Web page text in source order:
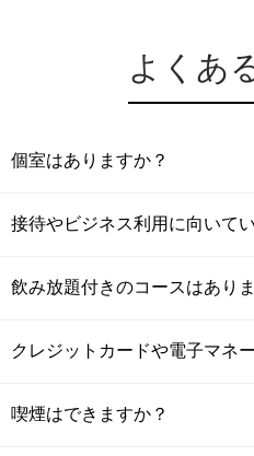
よくあ
個室はありますか？
接待やビジネス利用に向いて
飲み放題付きのコースはあり
クレジットカードや電子マネ
喫煙はできますか？